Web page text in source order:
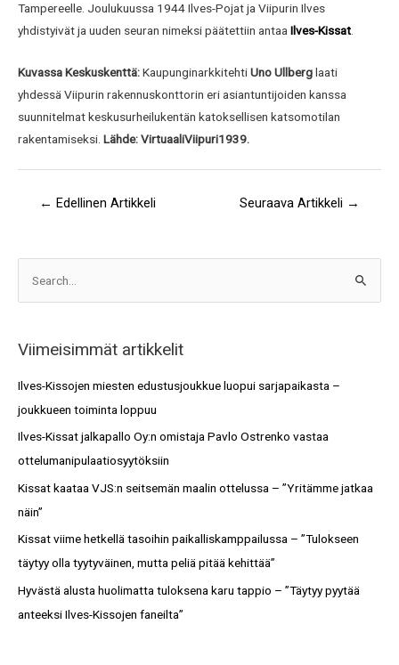
Tampereelle. Joulukuussa 1944 Ilves-Pojat ja Viipurin Ilves
yhdistyivät ja uuden seuran nimeksi päätettiin antaaIlves-Kissat.
Kuvassa Keskuskenttä:KaupunginarkkitehtiUno Ullberglaati
yhdessä Viipurin rakennuskonttorin eri asiantuntijoiden kanssa
suunnitelmat keskusurheilukentän katoksellisen katsomotilan
rakentamiseksi. Lähde: VirtuaaliViipuri1939.
← Edellinen Artikkeli Seuraava Artikkeli →
r
c
h
f
Viimeisimmät artikkelit
Ilves-Kissojen miesten edustusjoukkue luopui sarjapaikasta –
joukkueen toiminta loppuu
Ilves-Kissat jalkapallo Oy:n omistaja Pavlo Ostrenko vastaa
ottelumanipulaatiosyytöksiin
Kissat kaataa VJS:n seitsemän maalin ottelussa – ”Yritämme jatkaa
näin”
Kissat viime hetkellä tasoihin paikalliskamppailussa – ”Tulokseen
täytyy olla tyytyväinen, mutta peliä pitää kehittää”
Hyvästä alusta huolimatta tuloksena karu tappio – ”Täytyy pyytää
anteeksi Ilves-Kissojen faneilta”
i
t
o
t